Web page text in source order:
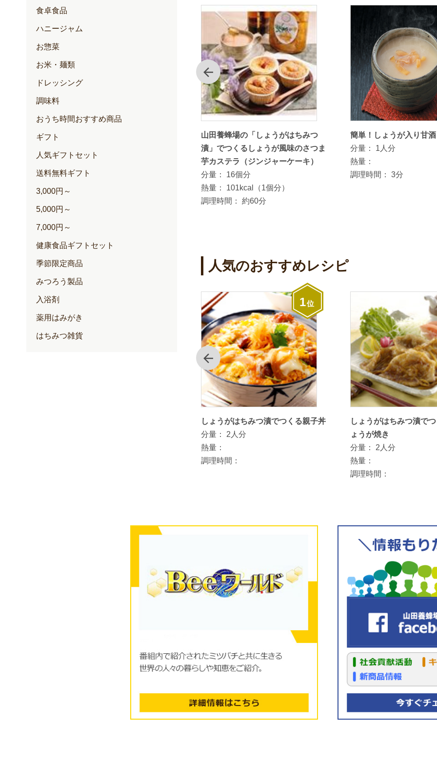
前
里山のあかしあ蜂蜜でつくる夏みか
分量：
熱量： 20kcal ( 20g当り）
調理時間：
山田養蜂場の「しょうがはちみつ
漬」でつくるしょうが風味のさつま
芋カステラ（ジンジャーケーキ）
分量：
16個分
熱量：
101kcal（1個分）
調理時間：
約60分
簡単！しょうが入り甘酒
分量：
1人分
熱量：
調理時間：
3分
人気のおすすめレシピ
前
1位
しょうがはちみつ漬でつくる親子丼
分量：
2人分
熱量：
調理時間：
しょうがはちみつ漬で
ょうが焼き
分量：
2人分
熱量：
調理時間：
食卓食品
ハニージャム
お惣菜
お米・麺類
ドレッシング
調味料
おうち時間おすすめ商品
ギフト
人気ギフトセット
送料無料ギフト
3,000円～
5,000円～
7,000円～
健康食品ギフトセット
季節限定商品
みつろう製品
入浴剤
薬用はみがき
はちみつ雑貨